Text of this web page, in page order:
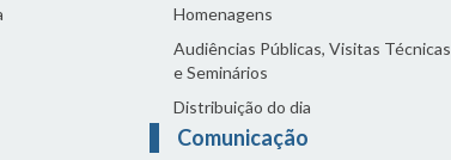
Homenagens
Audiências Públicas, Visitas Técnicas
e Seminários
Distribuição do dia
Comunicação